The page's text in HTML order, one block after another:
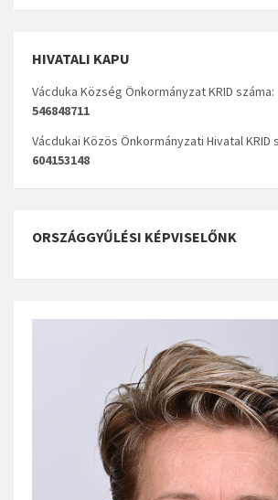
HIVATALI KAPU
Vácduka Község Önkormányzat KRID száma:
546848711
Vácdukai Közös Önkormányzati Hivatal KRID
604153148
ORSZÁGGYŰLÉSI KÉPVISELŐNK